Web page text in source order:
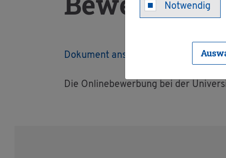
Notwendig
Do­ku­ment an­se­hen/her­un­ter­la­den
Die On­line­be­wer­bung bei der